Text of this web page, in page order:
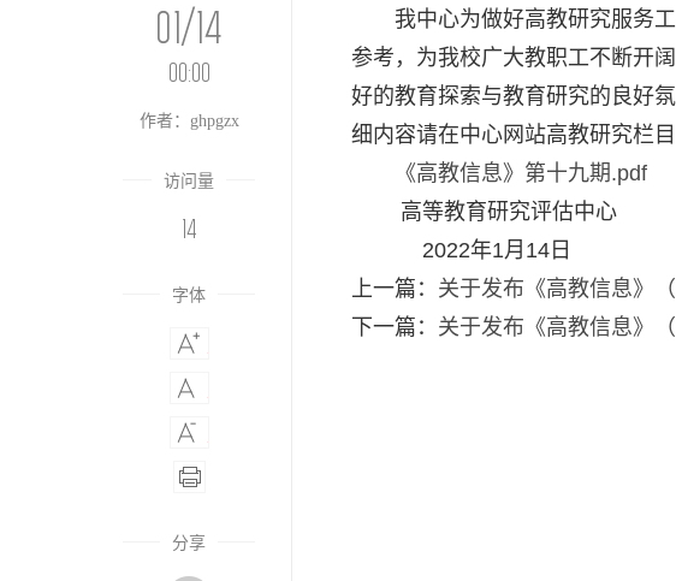
01/14
00:00
作者：ghpgzx
访问量
14
字体
分享
我中心为做好高教研究服务工
参考，为我校广大教职工不断开
好的教育探索与教育研究的良好
细内容请在中心网站高教研究栏目
《高教信息》第十九期.pdf
高等教育研究评估中心
2022年1月14日
上一篇： 关于发布《高教信息》
下一篇： 关于发布《高教信息》